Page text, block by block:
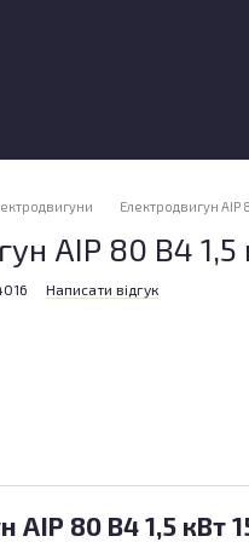
Електродвигун АІР
АІР 80 B4
Написати відгук
АІР 80 B4 1,5 кВт